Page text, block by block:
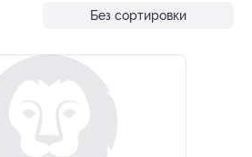
Без сортировки